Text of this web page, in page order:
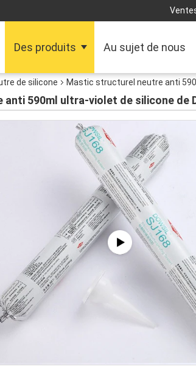
Des produits Au sujet de nous
de silicone Mastic structurel neutre anti
590ml ultra-violet de silicone de